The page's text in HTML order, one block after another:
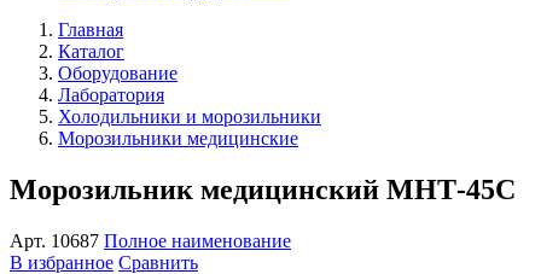
Главная
Каталог
Оборудование
Лаборатория
Холодильники и морозильники
Морозильники медицинские
Морозильник медицинский МНТ-45С
Арт. 10687 Полное наименование
В избранное Сравнить